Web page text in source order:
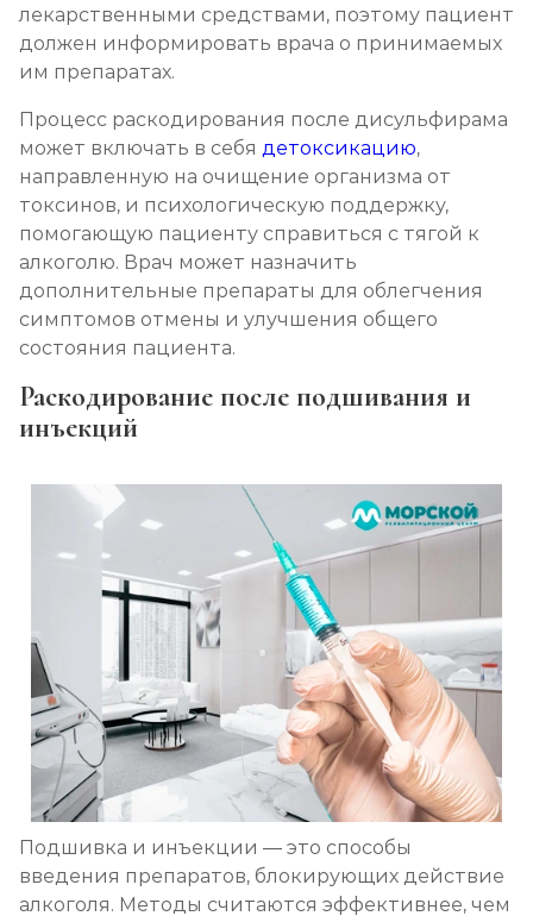
лекарственными средствами, поэтому пациент
должен информировать врача о принимаемых
им препаратах.
Процесс раскодирования после дисульфирама
может включать в себя детоксикацию,
направленную на очищение организма от
токсинов, и психологическую поддержку,
помогающую пациенту справиться с тягой к
алкоголю. Врач может назначить
дополнительные препараты для облегчения
симптомов отмены и улучшения общего
состояния пациента.
Раскодирование после подшивания и
инъекций
Подшивка и инъекции — это способы
введения препаратов, блокирующих действие
алкоголя. Методы считаются эффективнее, чем